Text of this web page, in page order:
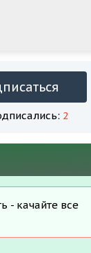
2
- качайте все